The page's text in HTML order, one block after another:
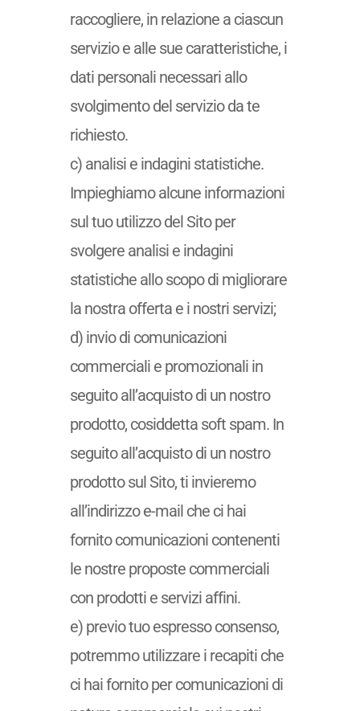
raccogliere, in relazione a ciascun
servizio e alle sue caratteristiche, i
dati personali necessari allo
svolgimento del servizio da te
richiesto.
c) analisi e indagini statistiche.
Impieghiamo alcune informazioni
sul tuo utilizzo del Sito per
svolgere analisi e indagini
statistiche allo scopo di migliorare
la nostra offerta e i nostri servizi;
d) invio di comunicazioni
commerciali e promozionali in
seguito all’acquisto di un nostro
prodotto, cosiddetta soft spam. In
seguito all’acquisto di un nostro
prodotto sul Sito, ti invieremo
all’indirizzo e-mail che ci hai
fornito comunicazioni contenenti
le nostre proposte commerciali
con prodotti e servizi affini.
e) previo tuo espresso consenso,
potremmo utilizzare i recapiti che
ci hai fornito per comunicazioni di